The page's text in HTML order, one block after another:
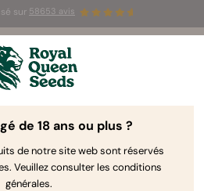
sur 58653 avis
: jusqu'à -50 % sur
! ⏤
RQS Blog
de 18 ans ou plus ?
de notre site web sont réservés
Veuillez consulter les conditions
générales.